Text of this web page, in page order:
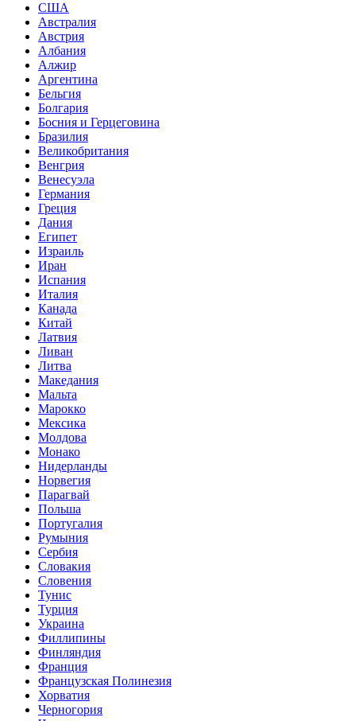
США
Австралия
Австрия
Албания
Алжир
Аргентина
Бельгия
Болгария
Босния и Герцеговина
Бразилия
Великобритания
Венгрия
Венесуэла
Германия
Греция
Дания
Египет
Израиль
Иран
Испания
Италия
Канада
Китай
Латвия
Ливан
Литва
Македания
Мальта
Марокко
Мексика
Молдова
Монако
Нидерланды
Норвегия
Парагвай
Польша
Португалия
Румыния
Сербия
Словакия
Словения
Тунис
Турция
Украина
Филлипины
Финляндия
Франция
Французская Полинезия
Хорватия
Черногория